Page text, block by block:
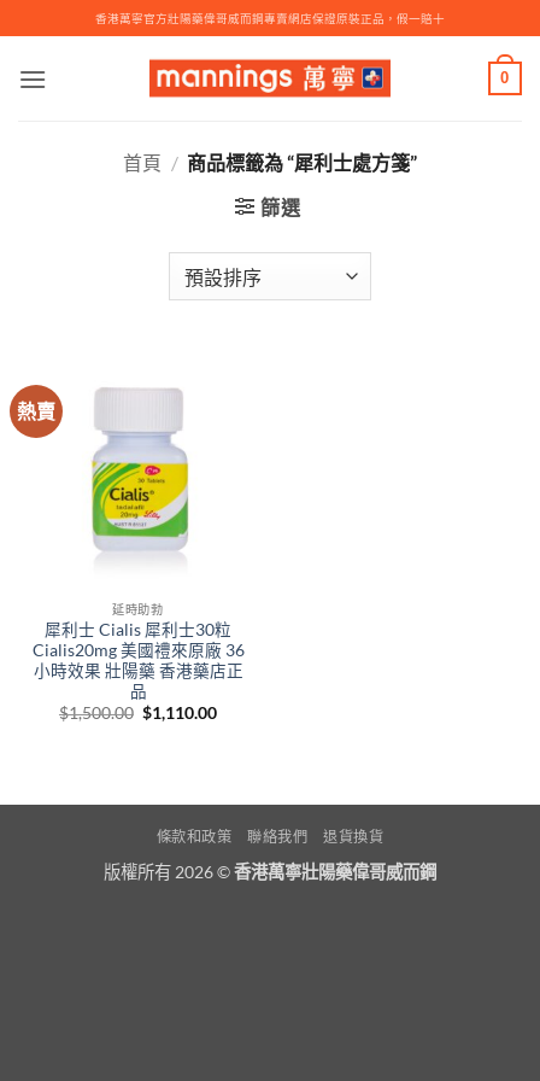
to
content
香港萬寧官方壯陽藥偉哥威而鋼專賣網店保證原裝正品，假一賠十
0
首頁 / 商品標籤為 “犀利士處方箋”
篩選
熱賣
延時助勃
犀利士 Cialis 犀利士30粒
Cialis20mg 美國禮來原廠 36
小時效果 壯陽藥 香港藥店正
品
$1,500.00 Original
price
$1,110.00Current
條款和政策 聯絡我們 退貨換貨
版權所有 2026 ©香港萬寧壯陽藥偉哥威而鋼